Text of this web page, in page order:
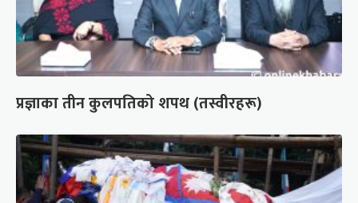
प्रज्ञाका तीन कुलपतिको शपथ (तस्वीरहरू)